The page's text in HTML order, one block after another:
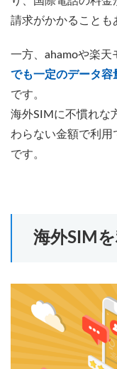
請求がかかることも
一方、ahamoや楽天
でも一定のデータ容
です。
海外SIMに不慣れな
わらない金額で利
です。
海外SIM